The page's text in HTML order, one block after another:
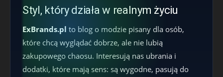
Styl, który działa w realnym życiu
ExBrands.pl to blog o modzie pisany dla osób,
które chcą wyglądać dobrze, ale nie lubią
zakupowego chaosu. Interesują nas ubrania i
dodatki, które mają sens: są wygodne, pasują do